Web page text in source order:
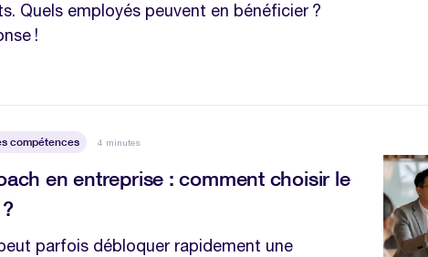
Quels employés peuvent en bénéficier ?
!
compétences 4 minutes
en entreprise : comment choisir le
parfois débloquer rapidement une